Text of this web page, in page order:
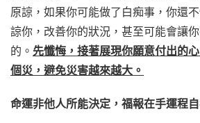
原諒，如果你可能做了白痴事，你還
諒你，改善你的狀況，甚至可能會讓
的。 先懺悔，接著展現你願意付出的
個災，避免災害越來越大。
命運非他人所能決定，福報在手運程